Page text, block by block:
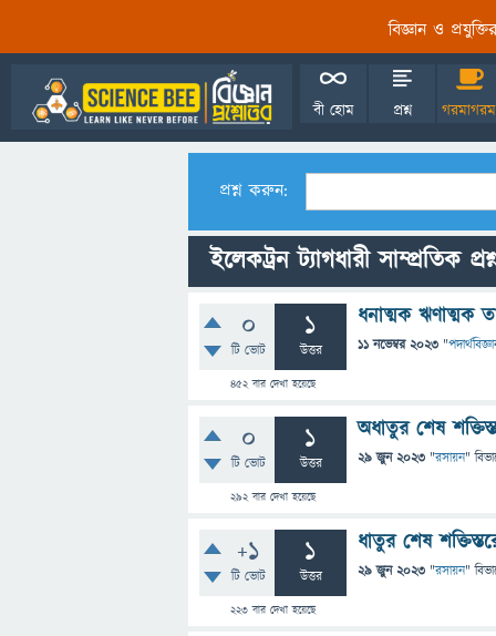
বিজ্ঞান ও
বী হোম প্রশ্ন
প্রশ্ন করুন:
ইলেকট্রন ট্যাগধারী সাম্প্রতিক
0
টি ভোট
1
উত্তর
452বার দেখা হয়েছে
ধনাত্মক ঋণাত্মক
11 নভেম্বর 2023 "
0
টি ভোট
1
উত্তর
292বার দেখা হয়েছে
অধাতুর শেষ
29 জুন 2023 "রসায়ন"
+1
টি ভোট
1
উত্তর
223 বার দেখা হয়েছে
ধাতুর শেষ
29 জুন 2023 "রসায়ন"